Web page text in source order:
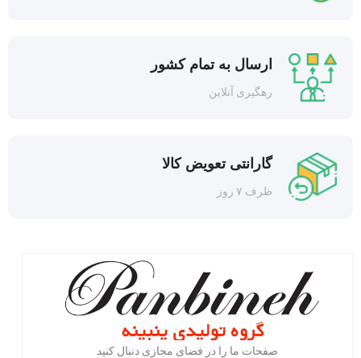
ارسال به تمام کشور
رهگیری آنلاین
گارانتی تعویض کالا
ظرف ۷ روز
صفحات ما را در فضای مجازی دنبال کنید